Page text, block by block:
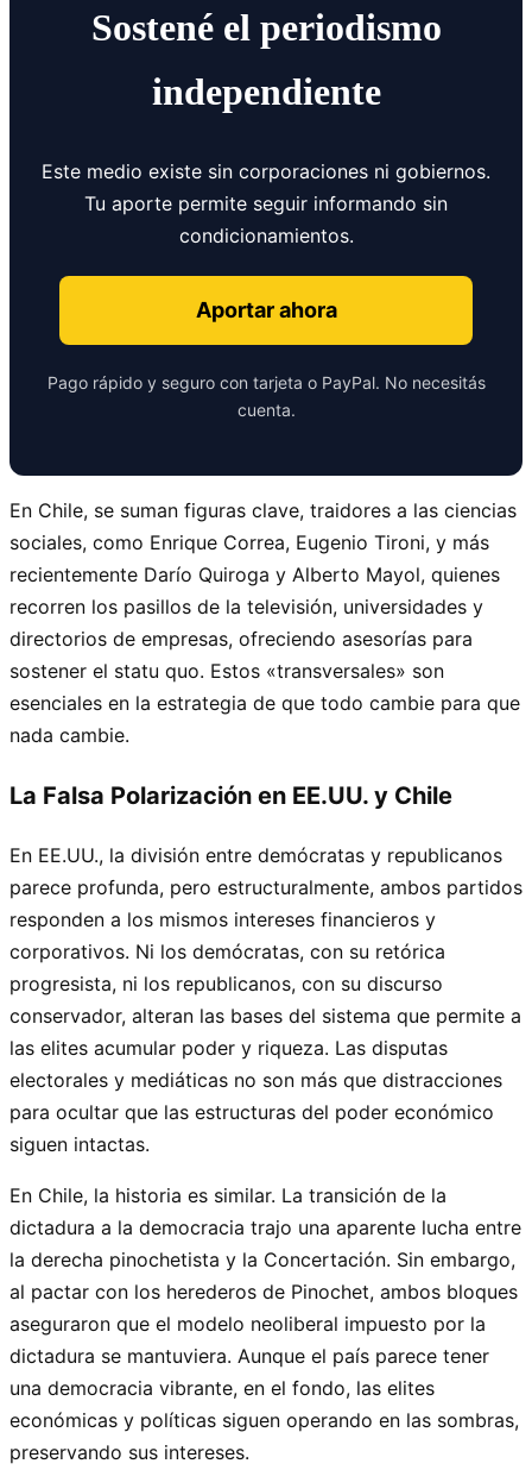
Sostené el periodismo
independiente
Este medio existe sin corporaciones ni gobiernos.
Tu aporte permite seguir informando sin
condicionamientos.
Aportar ahora
Pago rápido y seguro con tarjeta o PayPal. No necesitás
cuenta.
En Chile, se suman figuras clave, traidores a las ciencias
sociales, como Enrique Correa, Eugenio Tironi, y más
recientemente Darío Quiroga y Alberto Mayol, quienes
recorren los pasillos de la televisión, universidades y
directorios de empresas, ofreciendo asesorías para
sostener el statu quo. Estos «transversales» son
esenciales en la estrategia de que todo cambie para que
nada cambie.
La Falsa Polarización en EE.UU. y Chile
En EE.UU., la división entre demócratas y republicanos
parece profunda, pero estructuralmente, ambos partidos
responden a los mismos intereses financieros y
corporativos. Ni los demócratas, con su retórica
progresista, ni los republicanos, con su discurso
conservador, alteran las bases del sistema que permite a
las elites acumular poder y riqueza. Las disputas
electorales y mediáticas no son más que distracciones
para ocultar que las estructuras del poder económico
siguen intactas.
En Chile, la historia es similar. La transición de la
dictadura a la democracia trajo una aparente lucha entre
la derecha pinochetista y la Concertación. Sin embargo,
al pactar con los herederos de Pinochet, ambos bloques
aseguraron que el modelo neoliberal impuesto por la
dictadura se mantuviera. Aunque el país parece tener
una democracia vibrante, en el fondo, las elites
económicas y políticas siguen operando en las sombras,
preservando sus intereses.